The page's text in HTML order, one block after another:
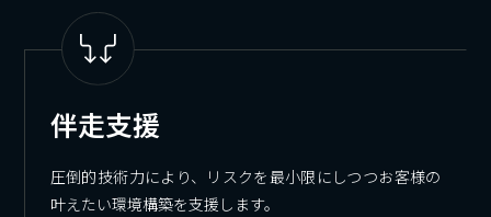
伴走支援
圧倒的技術力により、リスクを最小限にしつつお客様の
叶えたい環境構築を支援します。